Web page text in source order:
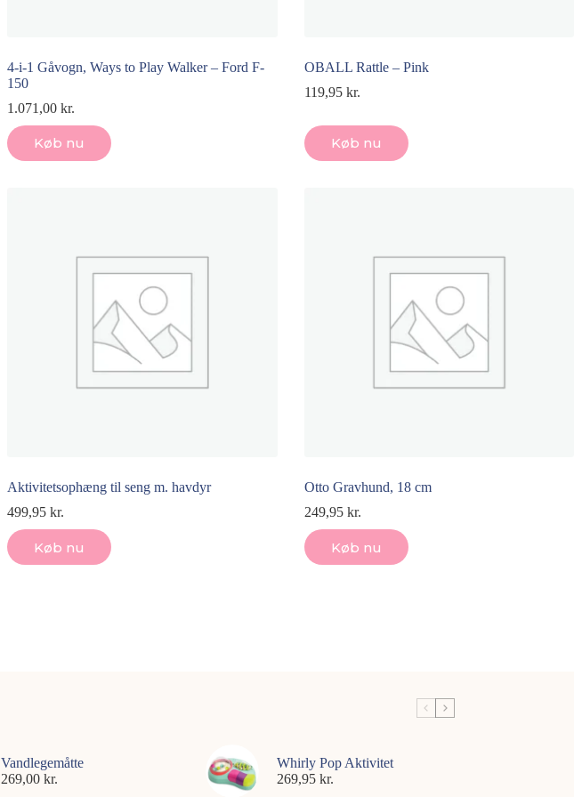
4-i-1 Gåvogn, Ways to Play Walker – Ford F-
150
1.071,00 kr.
Køb nu
OBALL Rattle – Pink
119,95 kr.
Køb nu
Aktivitetsophæng til seng m. havdyr
499,95 kr.
Køb nu
Otto Gravhund, 18 cm
249,95 kr.
Køb nu
Vandlegemåtte
269,00 kr.
Whirly Pop Aktivitet
269,95 kr.